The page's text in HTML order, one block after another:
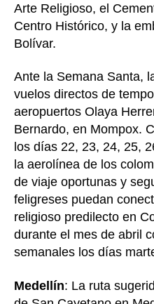
Arte Religioso, el
Centro Histórico, y la
Bolívar.
Ante la Semana Santa,
vuelos directos de
aeropuertos Olaya
Bernardo, en Mompox.
los días 22, 23, 24, 25,
la aerolínea de los
de viaje oportunas y
feligreses puedan
religioso predilecto en
durante el mes de abril
semanales los días
Medellín: La ruta